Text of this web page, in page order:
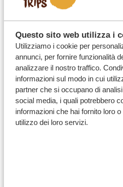
Questo sito web utilizza i
Utilizziamo i cookie per
annunci, per fornire funzionalità
analizzare il nostro traffico.
informazioni sul modo in cui
partner che si occupano di
social media, i quali potrebbero
informazioni che hai fornito loro
utilizzo dei loro servizi.
aiuta aridurre l’impatto
imprevisti prima della
protezione nel caso in cui i
cambino all’improvviso.
Cosa succede se devo
Quali motivi di